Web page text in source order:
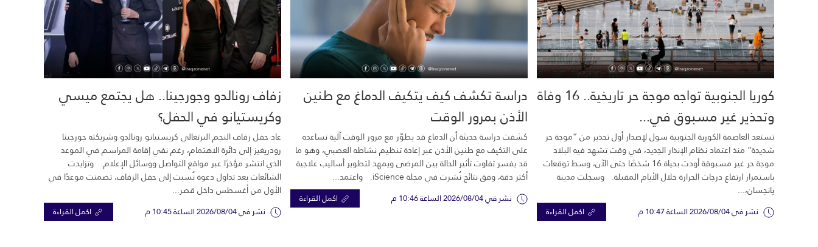
كوريا الجنوبية تواجه موجة حر تاريخية.. 16 وفاة
وتحذير غير مسبوق في...
تستعد العاصمة الكورية الجنوبية سول لإصدار أول تحذير من “موجة حر
شديدة” منذ اعتماد نظام الإنذار الجديد، في وقت تشهد فيه البلاد
موجة حر غير مسبوقة أودت بحياة 16 شخصًا حتى الآن، وسط توقعات
باستمرار ارتفاع درجات الحرارة خلال الأيام المقبلة. وسجلت مدينة
يانجسان،...
نشر في 2026/08/04 الساعة 10:47 م اكمل القراءة
دراسة تكشف كيف يتكيف الدماغ مع طنين
الأذن بمرور الوقت
كشفت دراسة حديثة أن الدماغ قد يطوّر مع مرور الوقت آلية تساعده
على التكيف مع طنين الأذن عبر إعادة تنظيم نشاطه العصبي، وهو ما
قد يفسر تفاوت تأثير الحالة بين المرضى ويمهد لتطوير أساليب علاجية
أكثر دقة، وفق نتائج نُشرت في مجلة iScience. واعتمد...
نشر في 2026/08/04 الساعة 10:46 م اكمل القراءة
زفاف رونالدو وجورجينا.. هل يجتمع ميسي
وكريستيانو في الحفل؟
عاد حفل زفاف النجم البرتغالي كريستيانو رونالدو وشريكته جورجينا
رودريغيز إلى دائرة الاهتمام، رغم نفي إقامة المراسم في الموعد
الذي انتشر مؤخرًا عبر مواقع التواصل ووسائل الإعلام. وتزايدت
الشائعات بعد تداول دعوة نُسبت إلى حفل الزفاف، تضمنت موعدًا في
الأول من أغسطس داخل قصر...
نشر في 2026/08/04 الساعة 10:45 م اكمل القراءة